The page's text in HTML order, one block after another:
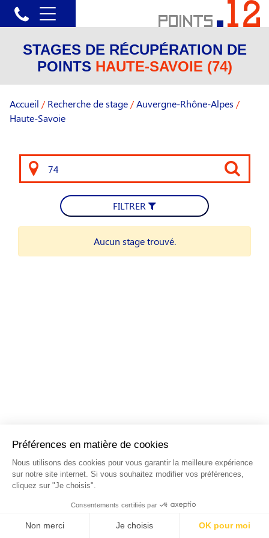
STAGES DE RÉCUPÉRATION DE
POINTS HAUTE-SAVOIE (74)
Accueil / Recherche de stage /Auvergne-Rhône-Alpes /
Haute-Savoie
FILTRER
Aucun stage trouvé.